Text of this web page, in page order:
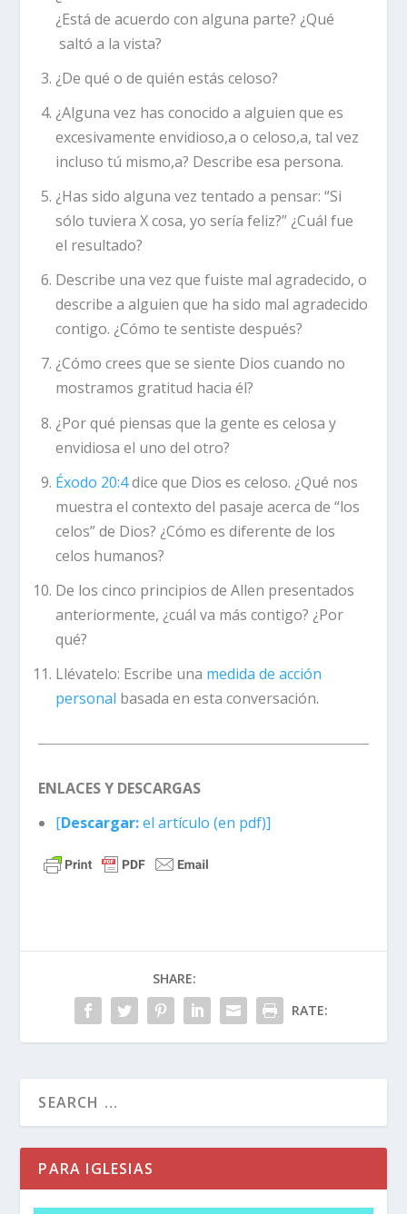
¿Está de acuerdo con alguna parte? ¿Qué
saltó a la vista?
¿De qué o de quién estás celoso?
¿Alguna vez has conocido a alguien que es
excesivamente envidioso,a o celoso,a, tal vez
incluso tú mismo,a? Describe esa persona.
¿Has sido alguna vez tentado a pensar: “Si
sólo tuviera X cosa, yo sería feliz?” ¿Cuál fue
el resultado?
Describe una vez que fuiste mal agradecido, o
describe a alguien que ha sido mal agradecido
contigo. ¿Cómo te sentiste después?
¿Cómo crees que se siente Dios cuando no
mostramos gratitud hacia él?
¿Por qué piensas que la gente es celosa y
envidiosa el uno del otro?
Éxodo 20:4dice que Dios es celoso. ¿Qué nos
muestra el contexto del pasaje acerca de “los
celos” de Dios? ¿Cómo es diferente de los
celos humanos?
De los cinco principios de Allen presentados
anteriormente, ¿cuál va más contigo? ¿Por
qué?
Llévatelo: Escribe una medida de acción
personal basada en esta conversación.
ENLACES Y DESCARGAS
[Descargar:el artículo (en pdf)]
SHARE:
RATE:
PARA IGLESIAS